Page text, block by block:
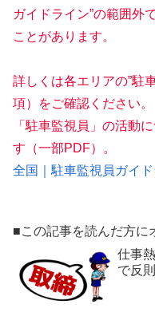
ガイドライン”の範囲外
ことがあります。
詳しくは各エリアの”駐
項）をご確認ください。
「駐車監視員」の活動
す（一部PDF）。
全国｜駐車監視員ガイ
■この記事を読んだ方に
仕事
で反